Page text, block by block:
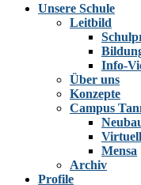
Unsere Schule
Leitbild
Info-
Über uns
Konzepte
Campus
Mensa
Archiv
Profile